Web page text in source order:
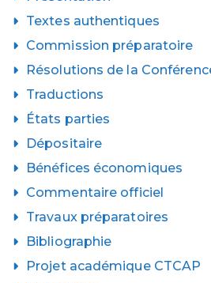
Textes authentiques
Commission préparatoire
Résolutions de la
Traductions
États parties
Dépositaire
Bénéfices économiques
Commentaire officiel
Travaux préparatoires
Bibliographie
Projet académique CTCAP